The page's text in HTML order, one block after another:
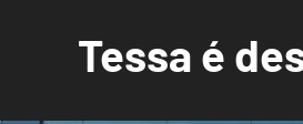
Tessa é